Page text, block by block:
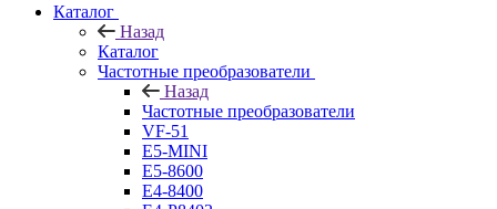
Каталог
Назад
Каталог
Частотные преобразователи
Назад
Частотные преобразователи
VF-51
E5-MINI
Е5-8600
E4-8400